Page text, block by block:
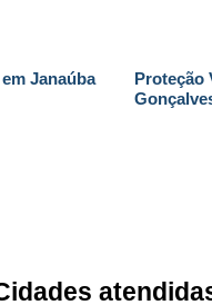
Janaúba
Proteção